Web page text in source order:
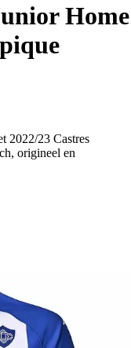
Home
2022/23 Castres
origineel en